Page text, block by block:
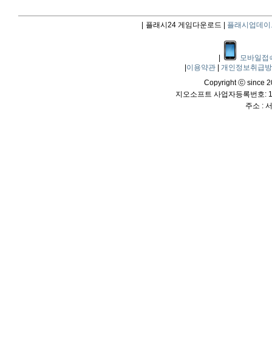
플래시24 게임다운로드 | 플래시업데이
모바일접
이용약관
개인정보취급
Copyright ⓒ since
지오소프트 사업자등록번호:
주소 :